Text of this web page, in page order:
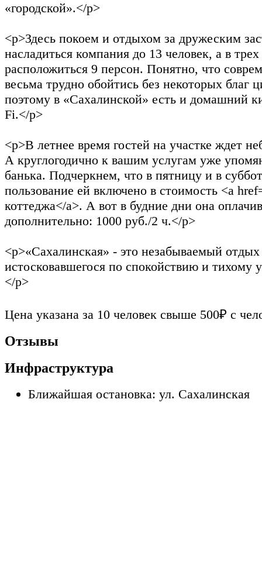
«городской».</p>
<p>Здесь покоем и отдыхом за дружеским
насладиться компания до 13 человек, а в
расположиться 9 персон. Понятно, что
весьма трудно обойтись без некоторых благ
поэтому в «Сахалинской» есть и домашний
Fi.</p>
<p>В летнее время гостей на участке ждет
А круглогодично к вашим услугам уже
банька. Подчеркнем, что в пятницу и в
пользование ей включено в стоимость <a
коттеджа</a>. А вот в будние дни она
дополнительно: 1000 руб./2 ч.</p>
<p>«Сахалинская» - это незабываемый
истосковавшегося по спокойствию и тихому
</p>
Цена указана за 10 человек свыше 500₽ с
Отзывы
Инфраструктура
Ближайшая остановка: ул. Сахалинская